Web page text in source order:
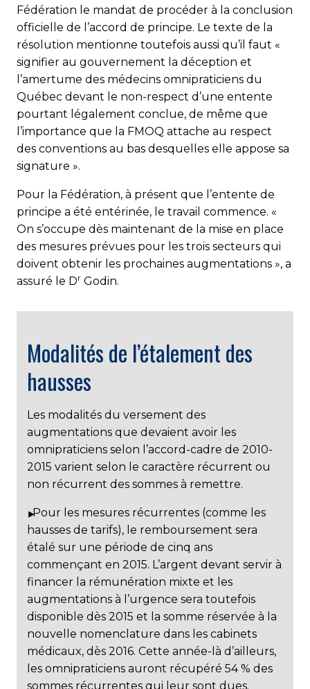
Fédération le mandat de procéder à la conclusion
officielle de l’accord de principe. Le texte de la
résolution mentionne toutefois aussi qu’il faut «
signifier au gouvernement la déception et
l’amertume des médecins omnipraticiens du
Québec devant le non-respect d’une entente
pourtant légalement conclue, de même que
l’importance que la FMOQ attache au respect
des conventions au bas desquelles elle appose sa
signature ».
Pour la Fédération, à présent que l’entente de
principe a été entérinée, le travail commence. «
On s’occupe dès maintenant de la mise en place
des mesures prévues pour les trois secteurs qui
doivent obtenir les prochaines augmentations », a
assuré le Dr Godin.
Modalités de l’étalement des
hausses
Les modalités du versement des
augmentations que devaient avoir les
omnipraticiens selon l’accord-cadre de 2010-
2015 varient selon le caractère récurrent ou
non récurrent des sommes à remettre.
Pour les mesures récurrentes (comme les
hausses de tarifs), le remboursement sera
étalé sur une période de cinq ans
commençant en 2015. L’argent devant servir à
financer la rémunération mixte et les
augmentations à l’urgence sera toutefois
disponible dès 2015 et la somme réservée à la
nouvelle nomenclature dans les cabinets
médicaux, dès 2016. Cette année-là d’ailleurs,
les omnipraticiens auront récupéré 54 % des
sommes récurrentes qui leur sont dues.